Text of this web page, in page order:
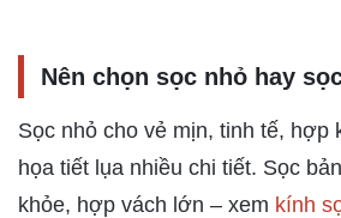
Nên chọn sọc nhỏ hay
Sọc nhỏ cho vẻ mịn, tinh tế, hợp
họa tiết lụa nhiều chi tiết. Sọc
khỏe, hợp vách lớn – xem kính